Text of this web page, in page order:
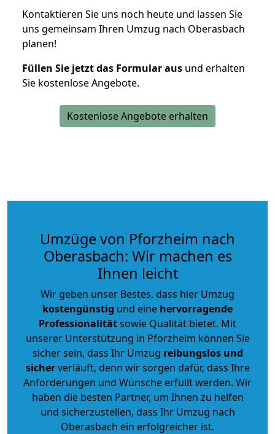
Kontaktieren Sie uns noch heute und lassen Sie
uns gemeinsam Ihren Umzug nach Oberasbach
planen!
Füllen Sie jetzt das Formular aus und erhalten
Sie kostenlose Angebote.
Kostenlose Angebote erhalten
Umzüge von Pforzheim nach
Oberasbach: Wir machen es
Ihnen leicht
Wir geben unser Bestes, dass hier Umzug
kostengünstig und eine hervorragende
Professionalitätsowie Qualität bietet. Mit
unserer Unterstützung in Pforzheim können Sie
sicher sein, dass Ihr Umzug reibungslos und
sicherverläuft, denn wir sorgen dafür, dass Ihre
Anforderungen und Wünsche erfüllt werden. Wir
haben die besten Partner, um Ihnen zu helfen
und sicherzustellen, dass Ihr Umzug nach
Oberasbach ein erfolgreicher ist.